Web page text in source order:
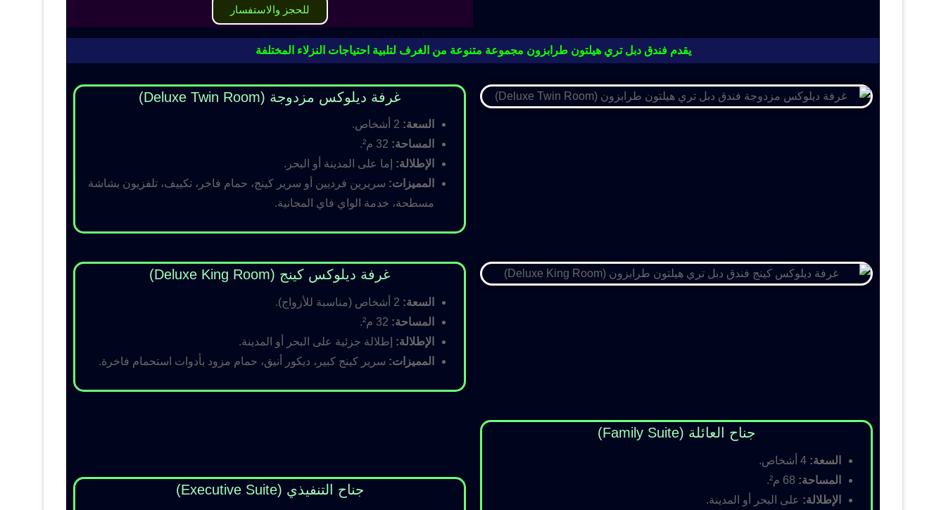
للحجز والاستفسار
يقدم فندق دبل تري هيلتون طرابزون مجموعة متنوعة من الغرف لتلبية احتياجات النزلاء المختلفة
غرفة ديلوكس مزدوجة (Deluxe Twin Room)
السعة:
المساحة:
الإطلالة: إما على المدينة أو البحر.
المميزات: سريرين فرديين أو سرير كينج، حمام فاخر، تكييف، تلفزيون بشاشة
مسطحة، خدمة الواي فاي المجانية.
غرفة ديلوكس كينج (Deluxe King Room)
السعة:
المساحة:
الإطلالة: إطلالة جزئية على البحر أو المدينة.
المميزات: سرير كينج كبير، ديكور أنيق، حمام مزود بأدوات استحمام فاخرة.
جناح العائلة (Family Suite)
السعة:
المساحة:
الإطلالة: على البحر أو المدينة.
جناح التنفيذي (Executive Suite)